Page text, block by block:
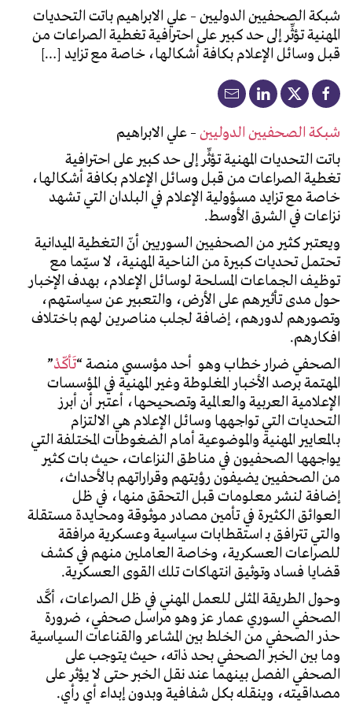
شبكة الصحفيين الدوليين – علي الابراهيم باتت التحديات
المهنية تؤثِّر إلى حد كبير على احترافية تغطية الصراعات من
قبل وسائل الإعلام بكافة أشكالها، خاصة مع تزايد […]
شبكة الصحفيين الدوليين– علي الابراهيم
باتت التحديات المهنية تؤثِّر إلى حد كبير على احترافية
تغطية الصراعات من قبل وسائل الإعلام بكافة أشكالها،
خاصة مع تزايد مسؤولية الإعلام في البلدان التي تشهد
نزاعات في الشرق الأوسط.
ويعتبر كثير من الصحفيين السوريين أنّ التغطية الميدانية
تحتمل تحديات كبيرة من الناحية المهنية، لا سيّما مع
توظيف الجماعات المسلحة لوسائل الإعلام، بهدف الإخبار
حول مدى تأثيرهم على الأرض، والتعبير عن سياستهم،
وتصورهم لدورهم، إضافة لجلب مناصرين لهم باختلاف
افكارهم.
الصحفي ضرار خطاب وهو أحد مؤسسي منصة “تأكد”
المهتمة برصد الأخبار المغلوطة وغير المهنية في المؤسسات
الإعلامية العربية والعالمية وتصحيحها، أعتبر أن أبرز
التحديات التي تواجهها وسائل الإعلام هي الالتزام
بالمعايير المهنية والموضوعية أمام الضغوطات المختلفة التي
يواجهها الصحفيون في مناطق النزاعات، حيث بات كثير
من الصحفيين يضيفون رؤيتهم وقراراتهم بالأحداث،
إضافة لنشر معلومات قبل التحقق منها، في ظل
العوائق الكثيرة في تأمين مصادر موثوقة ومحايدة مستقلة
والتي تترافق بـ استقطابات سياسية وعسكرية مرافقة
للصراعات العسكرية، وخاصة العاملين منهم في كشف
قضايا فساد وتوثيق انتهاكات تلك القوى العسكرية.
وحول الطريقة المثلى للعمل المهني في ظل الصراعات، أكَّد
الصحفي السوري عمار عز وهو مراسل صحفي، ضرورة
حذر الصحفي من الخلط بين المشاعر والقناعات السياسية
وما بين الخبر الصحفي بحد ذاته، حيث يتوجب على
الصحفي الفصل بينهما عند نقل الخبر حتى لا يؤثر على
مصداقيته، وينقله بكل شفافية وبدون إبداء أي رأي.